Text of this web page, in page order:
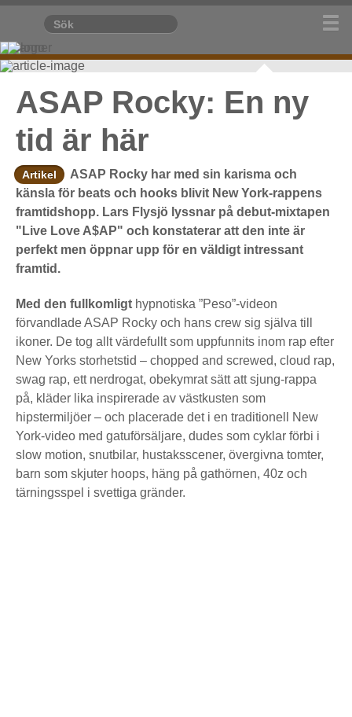
ASAP Rocky: En ny
tid är här
Artikel
ASAP Rocky har med sin karisma och
känsla för beats och hooks blivit New York-rappens
framtidshopp. Lars Flysjö lyssnar på debut-mixtapen
"Live Love A$AP" och konstaterar att den inte är
perfekt men öppnar upp för en väldigt intressant
framtid.
Med den fullkomligt hypnotiska ”Peso”-videon
förvandlade ASAP Rocky och hans crew sig själva till
ikoner. De tog allt värdefullt som uppfunnits inom rap efter
New Yorks storhetstid – chopped and screwed, cloud rap,
swag rap, ett nerdrogat, obekymrat sätt att sjung-rappa
på, kläder lika inspirerade av västkusten som
hipstermiljöer – och placerade det i en traditionell New
York-video med gatuförsäljare, dudes som cyklar förbi i
slow motion, snutbilar, hustaksscener, övergivna tomter,
barn som skjuter hoops, häng på gathörnen, 40z och
tärningsspel i svettiga gränder.